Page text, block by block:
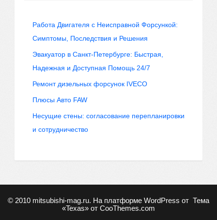
Работа Двигателя с Неисправной Форсункой:
Симптомы, Последствия и Решения
Эвакуатор в Санкт-Петербурге: Быстрая,
Надежная и Доступная Помощь 24/7
Ремонт дизельных форсунок IVECO
Плюсы Авто FAW
Несущие стены: согласование перепланировки
и сотрудничество
© 2010 mitsubishi-mag.ru. На платформе WordPress от Тема
«Texas» от CooThemes.com